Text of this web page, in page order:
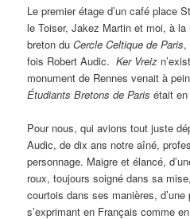
Le premier étage d’un café place
le Toiser, Jakez Martin et moi, à
breton duCercle Celtique de Paris,
fois Robert Audic.Ker Vreiz
monument de Rennes venait à
Étudiants Bretons de Paris était
Pour nous, qui avions tout juste
Audic, de dix ans notre aîné,
personnage. Maigre et élancé,
roux, toujours soigné dans sa
courtois dans ses manières,
s’expri­mant en Français comme